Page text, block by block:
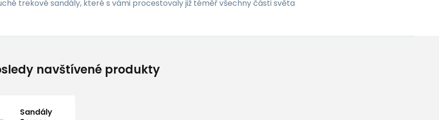
trekové sandály, které s vámi procestovaly již téměř všechny části světa
navštívené produkty
Sandály